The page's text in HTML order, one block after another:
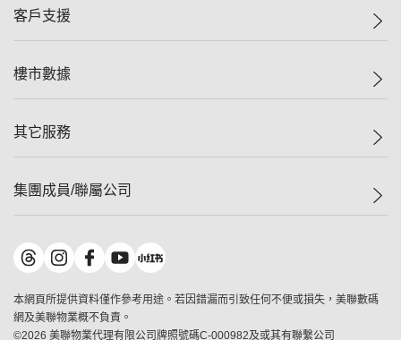
人才招募
一手新盤
減價
美聯豪宅
獨家樓盤
租盤
客戶支援
自助放盤
查詢熱線
按揭計算機
負擔能力計算機
轉按計算機
繳款方式
樓市數據
樓價指數
歷史成交
屋苑成交排行榜
地區百科
其它服務
屋苑專頁
美聯精英會
美善會
地產代理管理協會
集團成員/聯屬公司
美聯物業
鋑聯控股*
美聯工商舖*
美聯中國
本網頁所提供資料僅作參考用途。若因錯漏而引致任何不便或損失，美聯數碼
網及美聯物業概不負責。
©2026 美聯物業代理有限公司牌照號碼C-000982及或其有聯繫公司